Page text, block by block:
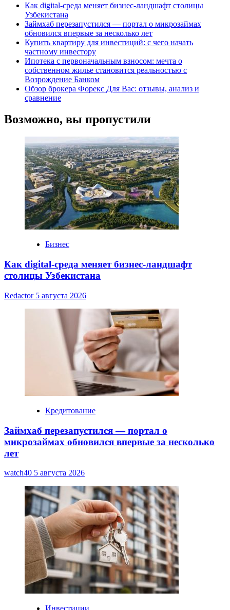
Как digital-среда меняет бизнес-ландшафт столицы
Узбекистана
Займхаб перезапустился — портал о микрозаймах
обновился впервые за несколько лет
Купить квартиру для инвестиций: с чего начать
частному инвестору
Ипотека с первоначальным взносом: мечта о
собственном жилье становится реальностью с
Возрождение Банком
Обзор брокера Форекс Для Вас: отзывы, анализ и
сравнение
Возможно, вы пропустили
Бизнес
Как digital-среда меняет бизнес-ландшафт
столицы Узбекистана
Redactor 5 августа 2026
Кредитование
Займхаб перезапустился — портал о
микрозаймах обновился впервые за несколько
лет
watch40 5 августа 2026